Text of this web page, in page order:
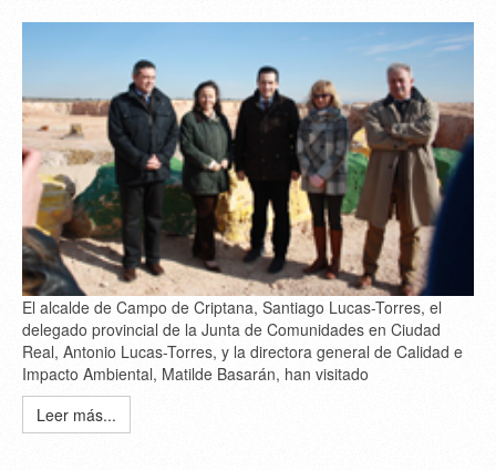
El alcalde de Campo de Criptana, Santiago Lucas-Torres, el
delegado provincial de la Junta de Comunidades en Ciudad
Real, Antonio Lucas-Torres, y la directora general de Calidad e
Impacto Ambiental, Matilde Basarán, han visitado
Leer más...